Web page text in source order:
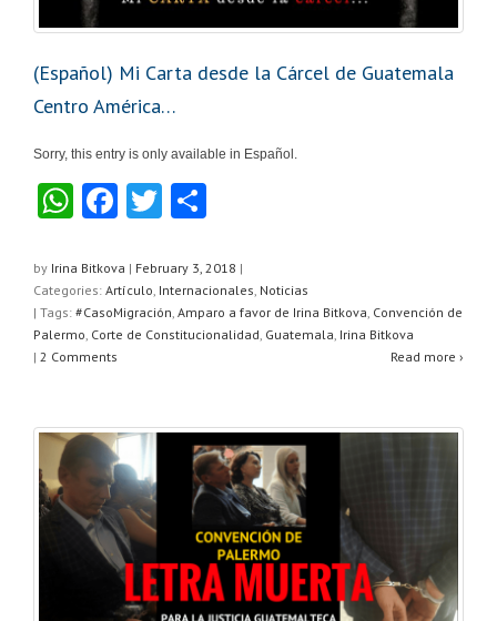
(Español) Mi Carta desde la Cárcel de Guatemala
Centro América…
Sorry, this entry is only available in Español.
W
at
s
A
F
c
e
b
k
T
tt
er
ar
e
by Irina Bitkova | February 3, 2018 |
Categories: Artículo, Internacionales, Noticias
| Tags: #CasoMigración, Amparo a favor de Irina Bitkova, Convención de
Palermo, Corte de Constitucionalidad, Guatemala, Irina Bitkova
| 2 Comments Read more ›